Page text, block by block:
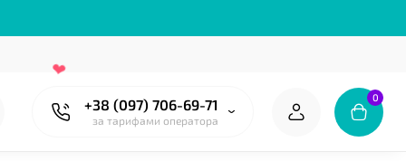
+38 (097) 706-69-71
за тарифами оператора
0